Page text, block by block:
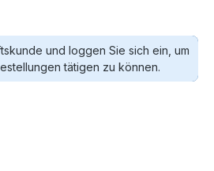
und loggen Sie sich ein, um
tätigen zu können.